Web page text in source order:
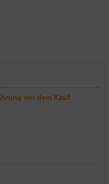
vor dem Kauf